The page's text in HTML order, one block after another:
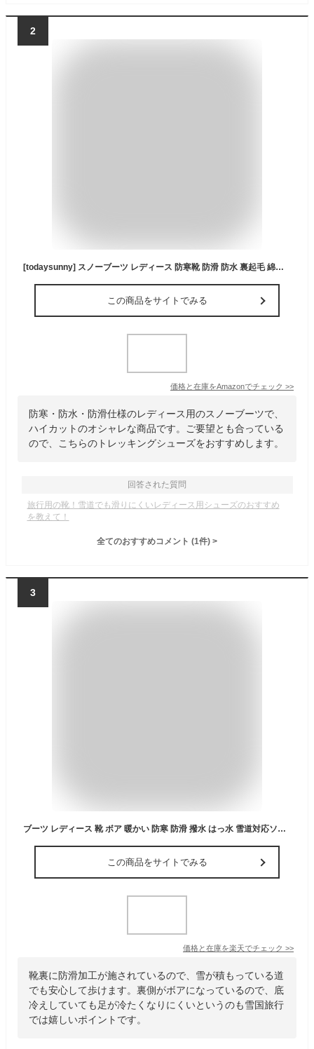
2
[todaysunny] スノーブーツ レディース 防寒靴 防滑 防水 裏起毛 綿靴 雪靴 アウトドア トレッキングシューズ ハイカット 登山靴 ミドルブーツ 通勤 通学 冬靴 Snow Boot
この商品をサイトでみる
価格と在庫をAmazonでチェック >>
防寒・防水・防滑仕様のレディース用のスノーブーツで、
ハイカットのオシャレな商品です。ご要望とも合っている
ので、こちらのトレッキングシューズをおすすめします。
回答された質問
旅行用の靴！雪道でも滑りにくいレディース用シューズのおすすめ
を教えて！
全てのおすすめコメント (1件) >
3
ブーツ レディース 靴 ボア 暖かい 防寒 防滑 撥水 はっ水 雪道対応ソール 幅広 3E 靴紐 シューレース ショートブーツ ワラビーブーツ スノーブーツ シューズ 黒 ブラック ベージュ ブラウン North Date ノースデイト MTA-1145
この商品をサイトでみる
価格と在庫を楽天でチェック >>
靴裏に防滑加工が施されているので、雪が積もっている道
でも安心して歩けます。裏側がボアになっているので、底
冷えしていても足が冷たくなりにくいというのも雪国旅行
では嬉しいポイントです。